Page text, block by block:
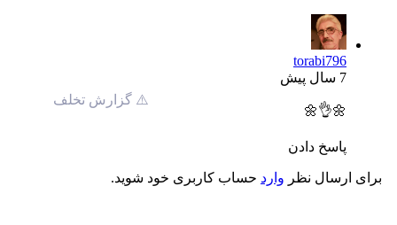
torabi796
7 سال پیش
⚠️ گزارش تخلف
🌼👌🌼
پاسخ دادن
برای ارسال نظر وارد حساب کاربری خود شوید.